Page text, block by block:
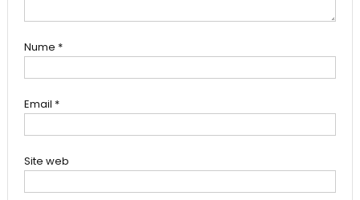
Nume *
Email *
Site web